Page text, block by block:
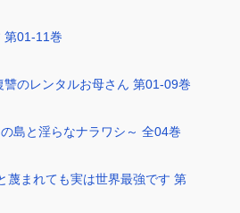
第01-11巻
のレンタルお母さん 第01-09巻
島と淫らなナラワシ～ 全04巻
蔑まれても実は世界最強です 第